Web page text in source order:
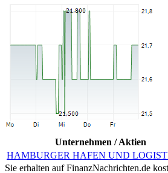
Unternehmen / Aktien
HAMBURGER HAFEN UND
Sie erhalten auf FinanzNachrichten.de